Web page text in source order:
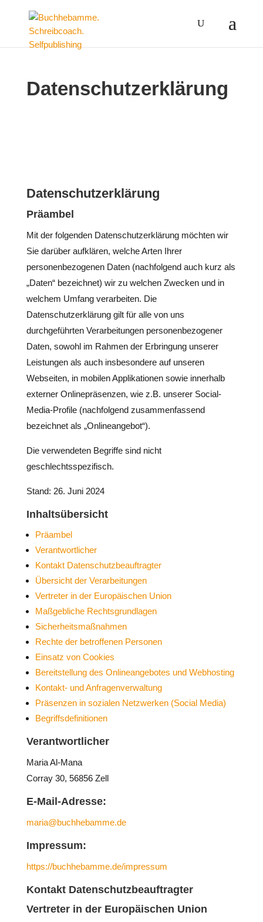
Datenschutzerklärung
Datenschutzerklärung
Präambel
Mit der folgenden Datenschutzerklärung möchten wir
Sie darüber aufklären, welche Arten Ihrer
personenbezogenen Daten (nachfolgend auch kurz als
„Daten“ bezeichnet) wir zu welchen Zwecken und in
welchem Umfang verarbeiten. Die
Datenschutzerklärung gilt für alle von uns
durchgeführten Verarbeitungen personenbezogener
Daten, sowohl im Rahmen der Erbringung unserer
Leistungen als auch insbesondere auf unseren
Webseiten, in mobilen Applikationen sowie innerhalb
externer Onlinepräsenzen, wie z.B. unserer Social-
Media-Profile (nachfolgend zusammenfassend
bezeichnet als „Onlineangebot“).
Die verwendeten Begriffe sind nicht
geschlechtsspezifisch.
Stand: 26. Juni 2024
Inhaltsübersicht
Präambel
Verantwortlicher
Kontakt Datenschutzbeauftragter
Übersicht der Verarbeitungen
Vertreter in der Europäischen Union
Maßgebliche Rechtsgrundlagen
Sicherheitsmaßnahmen
Rechte der betroffenen Personen
Einsatz von Cookies
Bereitstellung des Onlineangebotes und Webhosting
Kontakt- und Anfragenverwaltung
Präsenzen in sozialen Netzwerken (Social Media)
Begriffsdefinitionen
Verantwortlicher
Maria Al-Mana
Corray 30, 56856 Zell
E-Mail-Adresse:
maria@buchhebamme.de
Impressum:
https://buchhebamme.de/impressum
Kontakt Datenschutzbeauftragter
Vertreter in der Europäischen Union